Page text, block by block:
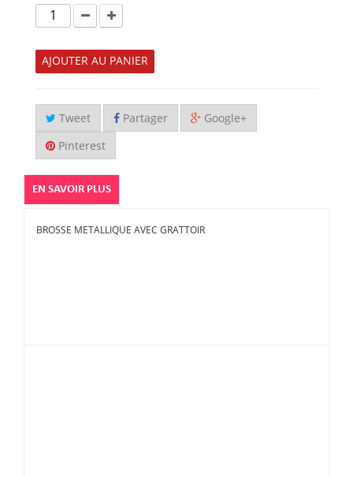
AJOUTER AU PANIER
Tweet Partager Google+
Pinterest
EN SAVOIR PLUS
BROSSE METALLIQUE AVEC GRATTOIR